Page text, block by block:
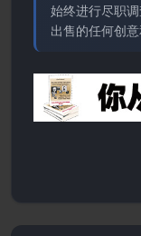
始终进行尽职
出售的任何创